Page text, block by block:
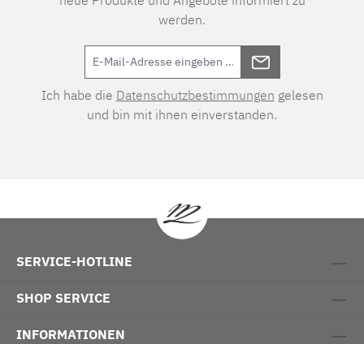
werden.
Ich habe die Datenschutzbestimmungen gelesen
und bin mit ihnen einverstanden.
SERVICE-HOTLINE
SHOP SERVICE
INFORMATIONEN